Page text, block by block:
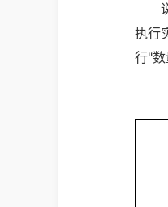
执行
行"数